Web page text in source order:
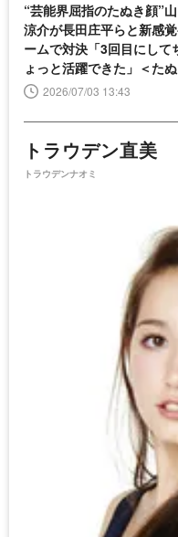
“芸能界屈指のたぬき顔”
涼介が長田庄平らと新感
ームで対決「3回目にして
ょっと活躍できた」＜た
ときつね＞
2026/07/03 13:43
トラウデン直美
トラウデンナオミ